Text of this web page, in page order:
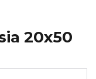
20x50